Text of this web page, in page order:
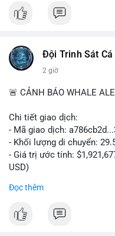
#binance #btc
#vlikevn #titanbot
📰 Nguồn: Cointelegraph
Đội Trinh Sát Cá
2 giờ
🚨 CẢNH BÁO WHALE
Chi tiết giao dịch:
- Mã giao dịch:
- Khối lượng di chuyển:
- Giá trị ước tính:
USD)
USD được thực hiện
Đọc thêm